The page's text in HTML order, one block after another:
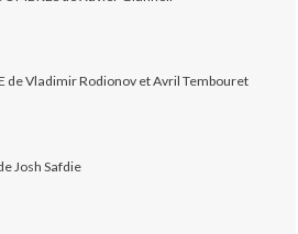
de Vladimir Rodionov et Avril Tembouret
Josh Safdie